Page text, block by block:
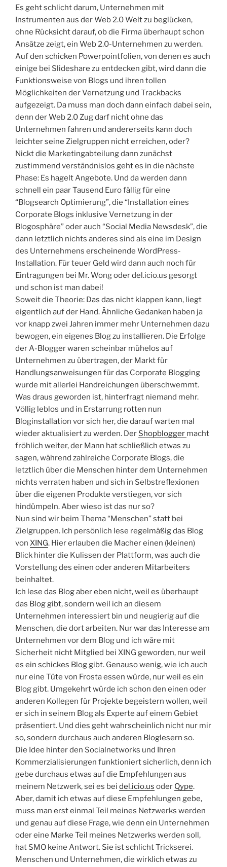
Es geht schlicht darum, Unternehmen mit
Instrumenten aus der Web 2.0 Welt zu beglücken,
ohne Rücksicht darauf, ob die Firma überhaupt schon
Ansätze zeigt, ein Web 2.0-Unternehmen zu werden.
Auf den schicken Powerpointfolien, von denen es auch
einige bei Slideshare zu entdecken gibt, wird dann die
Funktionsweise von Blogs und ihren tollen
Möglichkeiten der Vernetzung und Trackbacks
aufgezeigt. Da muss man doch dann einfach dabei sein,
denn der Web 2.0 Zug darf nicht ohne das
Unternehmen fahren und andererseits kann doch
leichter seine Zielgruppen nicht erreichen, oder?
Nickt die Marketingabteilung dann zunächst
zustimmend verständnislos geht es in die nächste
Phase: Es hagelt Angebote. Und da werden dann
schnell ein paar Tausend Euro fällig für eine
“Blogsearch Optimierung”, die “Installation eines
Corporate Blogs inklusive Vernetzung in der
Blogosphäre” oder auch “Social Media Newsdesk”, die
dann letztlich nichts anderes sind als eine im Design
des Unternehmens erscheinende WordPress-
Installation. Für teuer Geld wird dann auch noch für
Eintragungen bei Mr. Wong oder del.icio.us gesorgt
und schon ist man dabei!
Soweit die Theorie: Das das nicht klappen kann, liegt
eigentlich auf der Hand. Ähnliche Gedanken haben ja
vor knapp zwei Jahren immer mehr Unternehmen dazu
bewogen, ein eigenes Blog zu installieren. Die Erfolge
der A-Blogger waren scheinbar mühelos auf
Unternehmen zu übertragen, der Markt für
Handlungsanweisungen für das Corporate Blogging
wurde mit allerlei Handreichungen überschwemmt.
Was draus geworden ist, hinterfragt niemand mehr.
Völlig leblos und in Erstarrung rotten nun
Bloginstallation vor sich her, die darauf warten mal
wieder aktualisiert zu werden. Der Shopblogger macht
fröhlich weiter, der Mann hat schließlich etwas zu
sagen, während zahlreiche Corporate Blogs, die
letztlich über die Menschen hinter dem Unternehmen
nichts verraten haben und sich in Selbstreflexionen
über die eigenen Produkte verstiegen, vor sich
hindümpeln. Aber wieso ist das nur so?
Nun sind wir beim Thema “Menschen” statt bei
Zielgruppen. Ich persönlich lese regelmäßig das Blog
von XING. Hier erlauben die Macher einen (kleinen)
Blick hinter die Kulissen der Plattform, was auch die
Vorstellung des einen oder anderen Mitarbeiters
beinhaltet.
Ich lese das Blog aber eben nicht, weil es überhaupt
das Blog gibt, sondern weil ich an diesem
Unternehmen interessiert bin und neugierig auf die
Menschen, die dort arbeiten. Nur war das Interesse am
Unternehmen vor dem Blog und ich wäre mit
Sicherheit nicht Mitglied bei XING geworden, nur weil
es ein schickes Blog gibt. Genauso wenig, wie ich auch
nur eine Tüte von Frosta essen würde, nur weil es ein
Blog gibt. Umgekehrt würde ich schon den einen oder
anderen Kollegen für Projekte begeistern wollen, weil
er sich in seinem Blog als Experte auf einem Gebiet
präsentiert. Und dies geht wahrscheinlich nicht nur mir
so, sondern durchaus auch anderen Bloglesern so.
Die Idee hinter den Socialnetworks und Ihren
Kommerzialisierungen funktioniert sicherlich, denn ich
gebe durchaus etwas auf die Empfehlungen aus
meinem Netzwerk, sei es bei del.icio.us oder Qype.
Aber, damit ich etwas auf diese Empfehlungen gebe,
muss man erst einmal Teil meines Netzwerks werden
und genau auf diese Frage, wie denn ein Unternehmen
oder eine Marke Teil meines Netzwerks werden soll,
hat SMO keine Antwort. Sie ist schlicht Trickserei.
Menschen und Unternehmen, die wirklich etwas zu